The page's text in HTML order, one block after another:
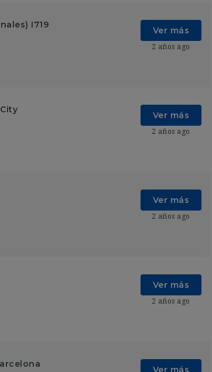
I719
Ver más
2 años ago
Ver más
2 años ago
Ver más
2 años ago
Ver más
2 años ago
Ver más